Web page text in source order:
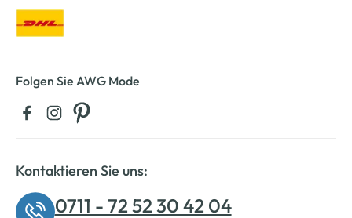
Folgen Sie AWG Mode
Kontaktieren Sie uns:
0711 - 72 52 30 42 04